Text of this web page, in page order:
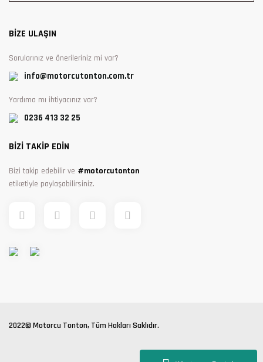
BİZE ULAŞIN
Sorularınız ve önerileriniz mi var?
info@motorcutonton.com.tr
Yardıma mı ihtiyacınız var?
0236 413 32 25
BİZİ TAKİP EDİN
Bizi takip edebilir ve #motorcutonton
etiketiyle paylaşabilirsiniz.
2022© Motorcu Tonton, Tüm Hakları Saklıdır.